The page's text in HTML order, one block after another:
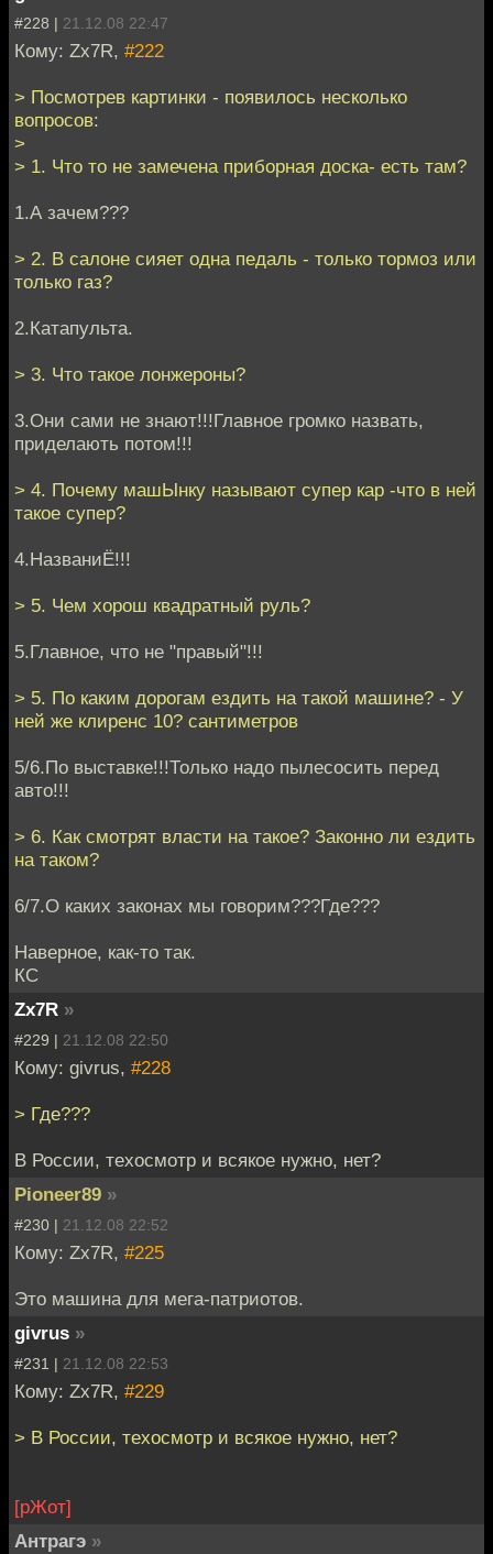
#228 | 21.12.08 22:47
Кому: Zx7R, #222
> Посмотрев картинки - появилось несколько
вопросов:
>
> 1. Что то не замечена приборная доска- есть там?
1.А зачем???
> 2. В салоне сияет одна педаль - только тормоз или
только газ?
2.Катапульта.
> 3. Что такое лонжероны?
3.Они сами не знают!!!Главное громко назвать,
приделають потом!!!
> 4. Почему машЫнку называют супер кар -что в ней
такое супер?
4.НазваниЁ!!!
> 5. Чем хорош квадратный руль?
5.Главное, что не "правый"!!!
> 5. По каким дорогам ездить на такой машине? - У
ней же клиренс 10? сантиметров
5/6.По выставке!!!Только надо пылесосить перед
авто!!!
> 6. Как смотрят власти на такое? Законно ли ездить
на таком?
6/7.О каких законах мы говорим???Где???
Наверное, как-то так.
КС
Zx7R »
#229 | 21.12.08 22:50
Кому: givrus, #228
> Где???
В России, техосмотр и всякое нужно, нет?
Pioneer89 »
#230 | 21.12.08 22:52
Кому: Zx7R, #225
Это машина для мега-патриотов.
givrus »
#231 | 21.12.08 22:53
Кому: Zx7R, #229
> В России, техосмотр и всякое нужно, нет?
[рЖот]
Антрагэ »